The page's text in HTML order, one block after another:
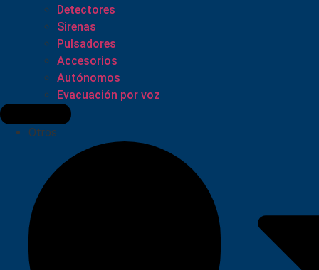
Detectores
Sirenas
Pulsadores
Accesorios
Autónomos
Evacuación por voz
Otros